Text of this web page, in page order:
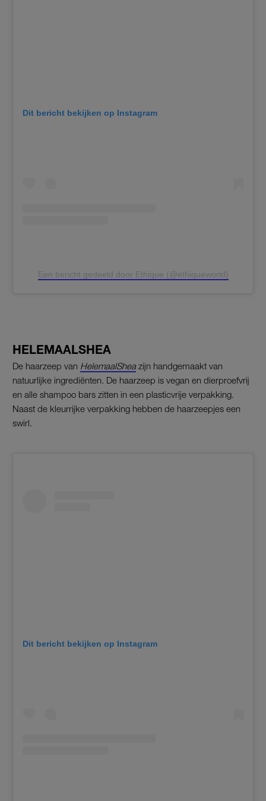
Dit bericht bekijken op Instagram
Een bericht gedeeld door Ethique (@ethiqueworld)
HELEMAALSHEA
De haarzeep van HelemaalSheazijn handgemaakt van
natuurlijke ingrediënten. De haarzeep is vegan en dierproefvrij
en alle shampoo bars zitten in een plasticvrije verpakking.
Naast de kleurrijke verpakking hebben de haarzeepjes een
swirl.
Dit bericht bekijken op Instagram